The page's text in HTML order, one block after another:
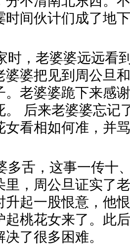
时间伙计们成了地
时，老婆婆远远看
婆婆把见到周公旦
。老婆婆跪下来感
。 后来老婆婆忘记
女看相如何准，并
多舌，这事一传十
里，周公旦证实了
升起一股恨意，他
起桃花女来了。此
了很多困难。